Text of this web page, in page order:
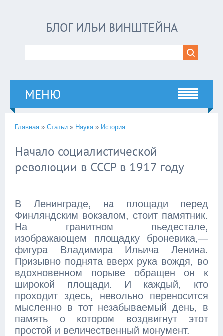
БЛОГ ИЛЬИ ВИНШТЕЙНА
МЕНЮ
Главная » Статьи » Наука» История
Начало социалистической
революции в СССР в 1917 году
В Ленинграде, на площади перед
Финляндским вокзалом, стоит памятник.
На гранитном пьедестале,
изображающем площадку броневика,—
фигура Владимира Ильича Ленина.
Призывно поднята вверх рука вождя, во
вдохновенном порыве обращен он к
широкой площади. И каждый, кто
проходит здесь, невольно переносится
мысленно в тот незабываемый день, в
память о котором воздвигнут этот
простой и величественный монумент.